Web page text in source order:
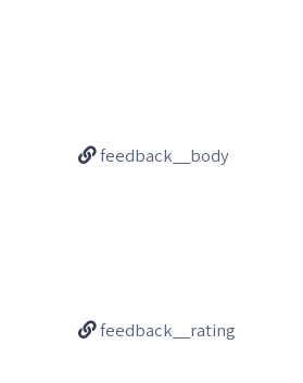
feedback__body
feedback__rating